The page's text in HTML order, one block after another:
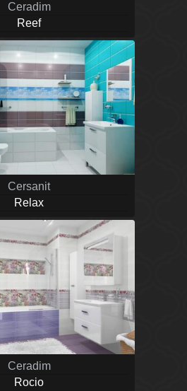
Ceradim
Reef
Cersanit
Relax
Ceradim
Rocio